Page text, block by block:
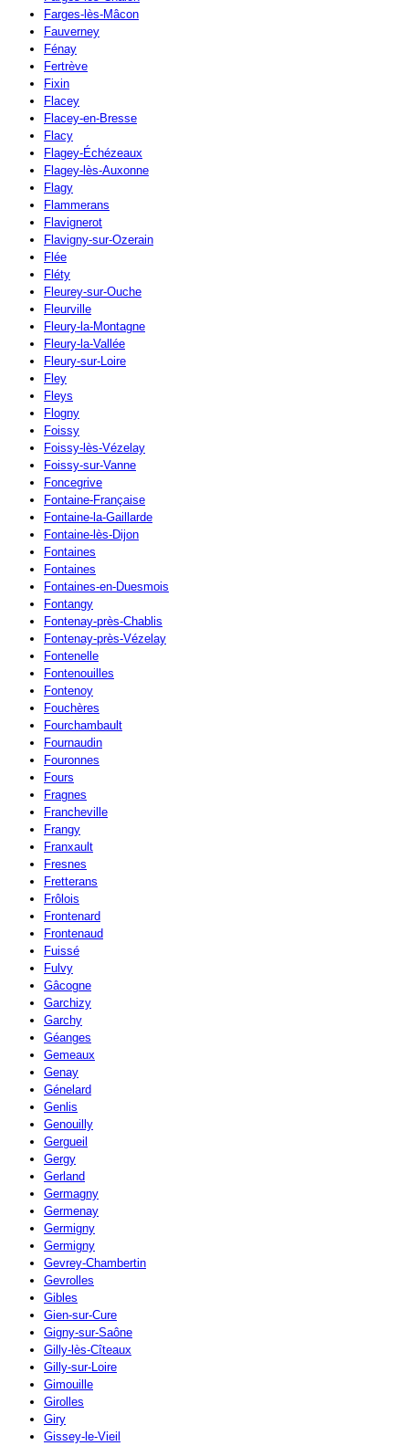
Farges-lès-Mâcon
Fauverney
Fénay
Fertrève
Fixin
Flacey
Flacey-en-Bresse
Flacy
Flagey-Échézeaux
Flagey-lès-Auxonne
Flagy
Flammerans
Flavignerot
Flavigny-sur-Ozerain
Flée
Fléty
Fleurey-sur-Ouche
Fleurville
Fleury-la-Montagne
Fleury-la-Vallée
Fleury-sur-Loire
Fley
Fleys
Flogny
Foissy
Foissy-lès-Vézelay
Foissy-sur-Vanne
Foncegrive
Fontaine-Française
Fontaine-la-Gaillarde
Fontaine-lès-Dijon
Fontaines
Fontaines
Fontaines-en-Duesmois
Fontangy
Fontenay-près-Chablis
Fontenay-près-Vézelay
Fontenelle
Fontenouilles
Fontenoy
Fouchères
Fourchambault
Fournaudin
Fouronnes
Fours
Fragnes
Francheville
Frangy
Franxault
Fresnes
Fretterans
Frôlois
Frontenard
Frontenaud
Fuissé
Fulvy
Gâcogne
Garchizy
Garchy
Géanges
Gemeaux
Genay
Génelard
Genlis
Genouilly
Gergueil
Gergy
Gerland
Germagny
Germenay
Germigny
Germigny
Gevrey-Chambertin
Gevrolles
Gibles
Gien-sur-Cure
Gigny-sur-Saône
Gilly-lès-Cîteaux
Gilly-sur-Loire
Gimouille
Girolles
Giry
Gissey-le-Vieil